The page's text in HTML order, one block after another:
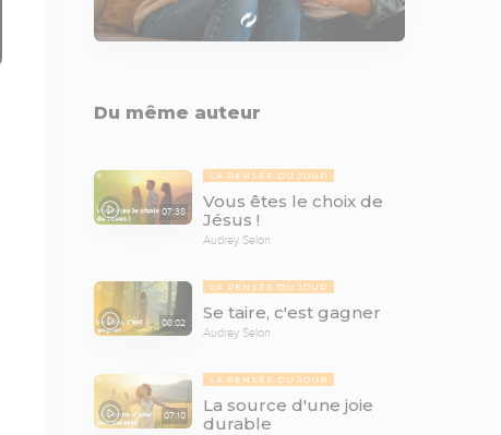
Du même auteur
07:38
LA PENSÉE DU JOUR
Vous êtes le choix de
Jésus !
Audrey Selon
08:02
LA PENSÉE DU JOUR
Se taire, c'est gagner
Audrey Selon
07:10
LA PENSÉE DU JOUR
La source d'une joie
durable